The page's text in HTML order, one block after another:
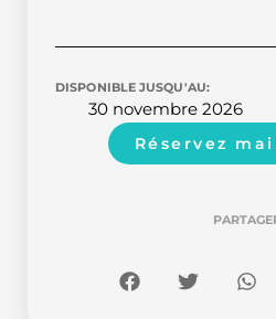
DISPONIBLE JUSQU'AU:
30 novembre 2026
Réservez